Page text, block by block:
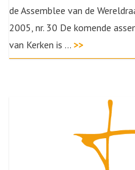
de Assemblee van de
2005, nr. 30 De komende
van Kerken is … >>